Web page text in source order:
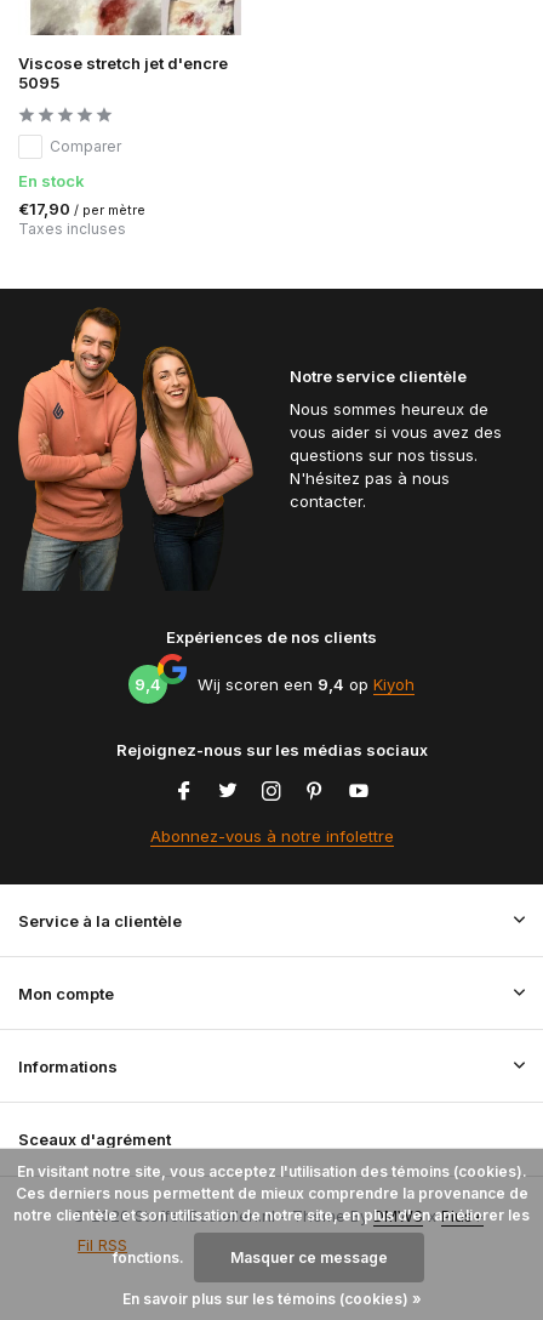
Viscose stretch jet d'encre
5095
Comparer
En stock
€17,90 / per mètre
Taxes incluses
Notre service clientèle
Nous sommes heureux de
vous aider si vous avez des
questions sur nos tissus.
N'hésitez pas à nous
contacter.
Expériences de nos clients
9,4 Wij scoren een 9,4 op Kiyoh
Rejoignez-nous sur les médias sociaux
Abonnez-vous à notre infolettre
Service à la clientèle
Mon compte
Informations
Sceaux d'agrément
© 2026 StoffenBestellen.nl - Theme ByDMWSxPlus+
Fil RSS
En visitant notre site, vous acceptez l'utilisation des témoins (cookies).
Ces derniers nous permettent de mieux comprendre la provenance de
notre clientèle et son utilisation de notre site, en plus d'en améliorer les
fonctions. Masquer ce message
En savoir plus sur les témoins (cookies) »